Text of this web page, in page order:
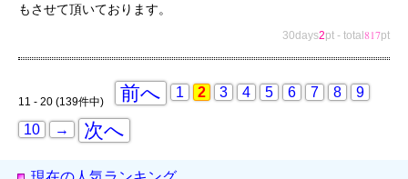
もさせて頂いております。
30days2pt - total 817pt
11 - 20 (139件中) 前へ 1 2 3 4 5 6 7 8 9
10 → 次へ